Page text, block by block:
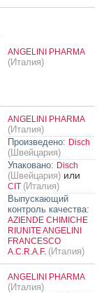
ANGELINI PHARMA
(Италия)
ANGELINI PHARMA
(Италия)
Произведено: Disch
(Швейцария)
Упаковано: Disch
(Швейцария) или
CIT (Италия)
Выпускающий
контроль качества:
AZIENDE CHIMICHE
RIUNITE ANGELINI
FRANCESCO
A.C.R.A.F. (Италия)
ANGELINI PHARMA
(Италия)